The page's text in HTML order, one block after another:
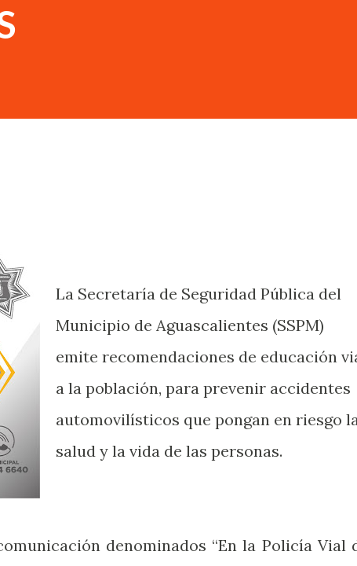
La Secretaría de Seguridad Pública del
Municipio de Aguascalientes (SSPM)
emite recomendaciones de educación
a la población, para prevenir accidentes
automovilísticos que pongan en riesgo
salud y la vida de las personas.
denominados “En la Policía Vial